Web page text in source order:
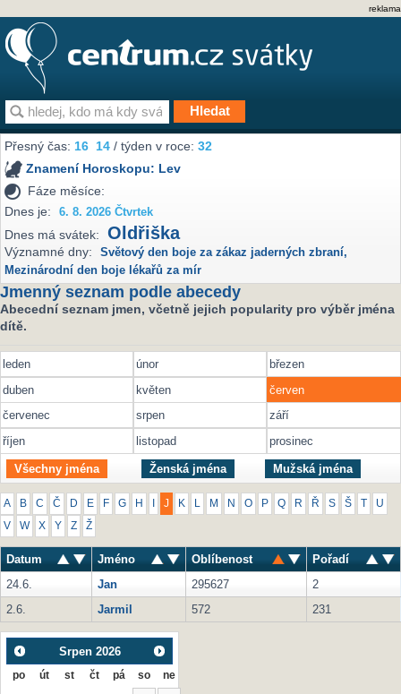
reklama
Přesný čas:16 14 / týden v roce:32
Znamení Horoskopu: Lev
Fáze měsíce:
Dnes je:
6. 8. 2026 Čtvrtek
Dnes má svátek: Oldřiška
Významné dny: Světový den boje za zákaz jaderných zbraní,
Mezinárodní den boje lékařů za mír
Jmenný seznam podle abecedy
Abecední seznam jmen, včetně jejich popularity pro výběr jména
dítě.
leden únor
březen
duben
květen
červen
červenec
srpen
září
říjen
listopad prosinec
Všechny jména Ženská jména Mužská jména
A B C Č D E F G H J K M N O P Q R Ř S Š U
V W X Y Z Ž
Datum Jméno Oblíbenost
Pořadí
24.6.
Jan 295627
2
2.6.
Jarmil 572 231
Srpen 2026
po út st čt pá so ne